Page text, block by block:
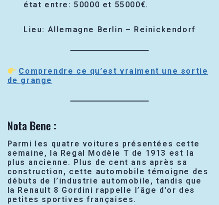
état entre: 50000 et 55000€.
Lieu: Allemagne Berlin – Reinickendorf
Comprendre ce qu’est vraiment une sortie
de grange
Nota Bene :
Parmi les quatre voitures présentées cette
semaine, la Regal Modèle T de 1913 est la
plus ancienne. Plus de cent ans après sa
construction, cette automobile témoigne des
débuts de l’industrie automobile, tandis que
la Renault 8 Gordini rappelle l’âge d’or des
petites sportives françaises.